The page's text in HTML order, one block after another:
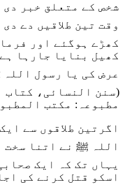
شخص کے متعلق خبر
وقت تین طلاقیں دے
کھڑے ہوگئے اور
کھیل بنایا جارہا
عرض کی یا رسول
مطبوعہ: مکتب
اگرتین طلاقوں سے
اللہ ﷺ نے اتنا سخت
یہاں تک کہ ایک
اسکو قتل کرنے کی